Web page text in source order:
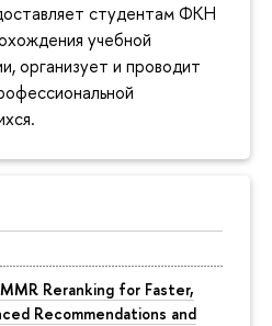
студентам ФКН
учебной
организует и проводит
Reranking for Faster,
Recommendations and